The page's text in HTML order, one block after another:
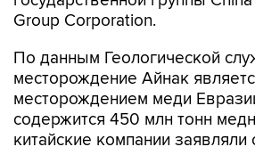
По данным Геологической
месторождением меди
содержится 450 млн тонн
китайские компании заявляли
заинтересованности к
месторождениям лития в